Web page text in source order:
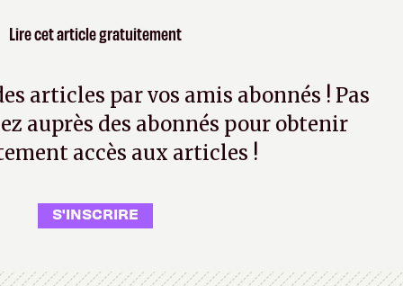
Lire cet article gratuitement
articles par vos amis abonnés ! Pas
auprès des abonnés pour obtenir
accès aux articles !
S'INSCRIRE